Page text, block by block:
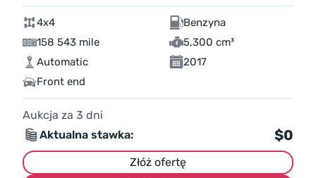
4x4
Benzyna
158 543 mile
5,300 cm³
Automatic
2017
Front end
Aukcja za 3 dni
Aktualna stawka:
$0
Złóż ofertę